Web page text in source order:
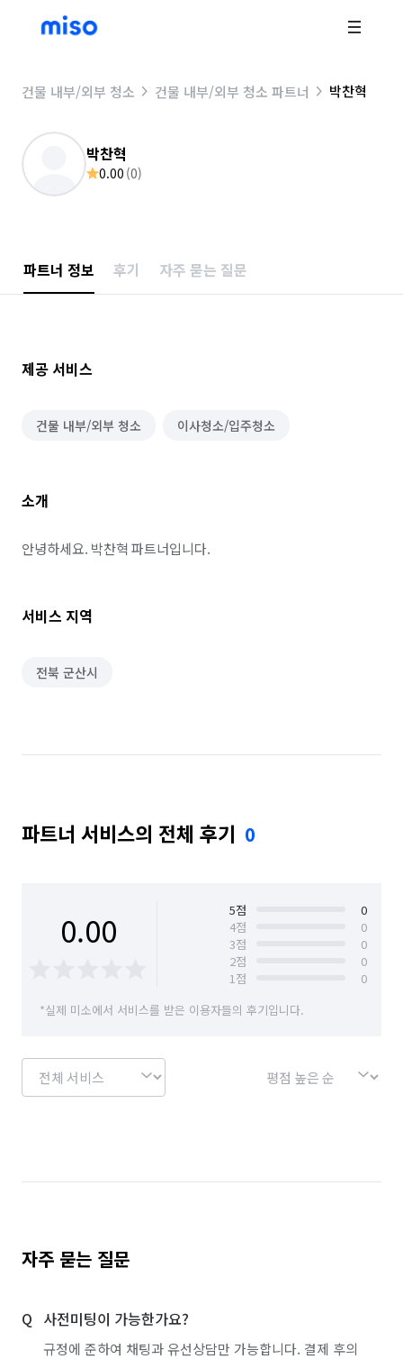
건물 내부/외부 청소 건물 내부/외부 청소 파트너 박찬혁
박찬혁
0.00 (0)
파트너 정보 후기 자주 묻는 질문
제공 서비스
건물 내부/외부 청소 이사청소/입주청소
소개
안녕하세요. 박찬혁 파트너입니다.
서비스 지역
전북 군산시
파트너 서비스의 전체 후기 0
0.00 5점
0
4점
0
3점
0
2점
0
1점
0
*실제 미소에서 서비스를 받은 이용자들의 후기입니다.
자주 묻는 질문
사전미팅이 가능한가요?
규정에 준하여 채팅과 유선상담만 가능합니다. 결제 후의